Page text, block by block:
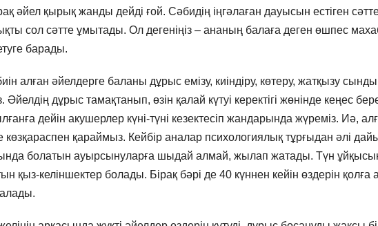
әйел қырық жанды дейді ғой. Сәбидің іңгәлаған дауысын естіген
сол сәтте ұмытады. Ол дегеніңіз – ананың балаға деген өшпес
барады.
алған әйелдерге баланы дұрыс емізу, киіндіру, көтеру, жатқызу сынды
Әйелдің дұрыс тамақтанып, өзін қалай күтуі керектігі жөнінде кеңес
дейін акушерлер күні-түні кезектесіп жандарында жүреміз. Иә,
көзқараспен қараймыз. Кейбір аналар психологиялық тұрғыдан әлі
болатын ауырсынуларға шыдай алмай, жылап жатады. Түн
қыз-келіншектер болады. Бірақ бәрі де 40 күннен кейін өздерін қолға